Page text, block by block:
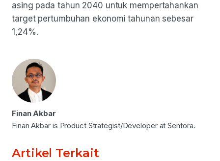
asing pada tahun 2040 untuk mempertahankan
target pertumbuhan ekonomi tahunan sebesar
1,24%.
Finan Akbar
Finan Akbar is Product Strategist/Developer at Sentora.
Artikel Terkait